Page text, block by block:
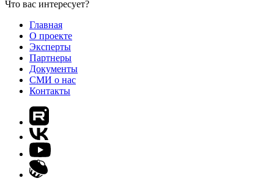
Что вас интересует?
Главная
О проекте
Эксперты
Партнеры
Документы
СМИ о нас
Контакты